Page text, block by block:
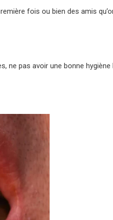
fois ou bien des amis
ne pas avoir une bonne